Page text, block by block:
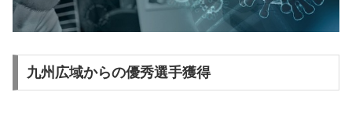
九州広域からの優秀選手獲得